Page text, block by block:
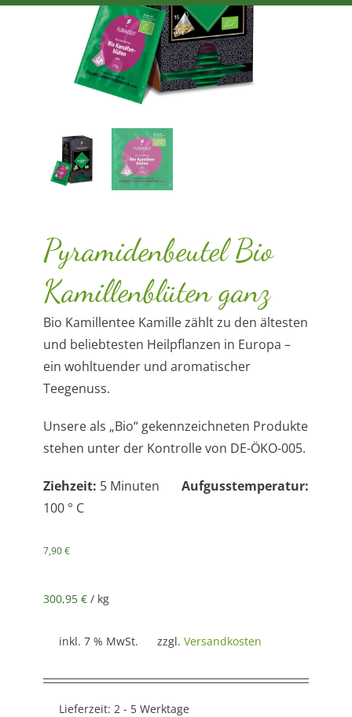
Pyramidenbeutel Bio
Kamillenblüten ganz
Bio Kamillentee Kamille zählt zu den ältesten
und beliebtesten Heilpflanzen in Europa –
ein wohltuender und aromatischer
Teegenuss.
Unsere als „Bio“ gekennzeichneten Produkte
stehen unter der Kontrolle von DE-ÖKO-005.
Ziehzeit: 5 Minuten Aufgusstemperatur:
100 ° C
7,90€
300,95 € / kg
inkl. 7 % MwSt. zzgl. Versandkosten
Lieferzeit: 2 - 5 Werktage